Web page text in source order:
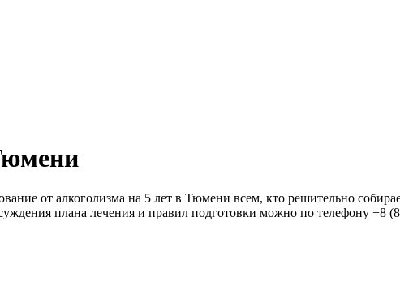
от алкоголизма на 5 лет в Тюмени всем, кто решительно
плана лечения и правил подготовки можно по телефону +8